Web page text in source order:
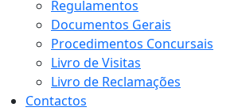
Regulamentos
Documentos Gerais
Procedimentos Concursais
Livro de Visitas
Livro de Reclamações
Contactos